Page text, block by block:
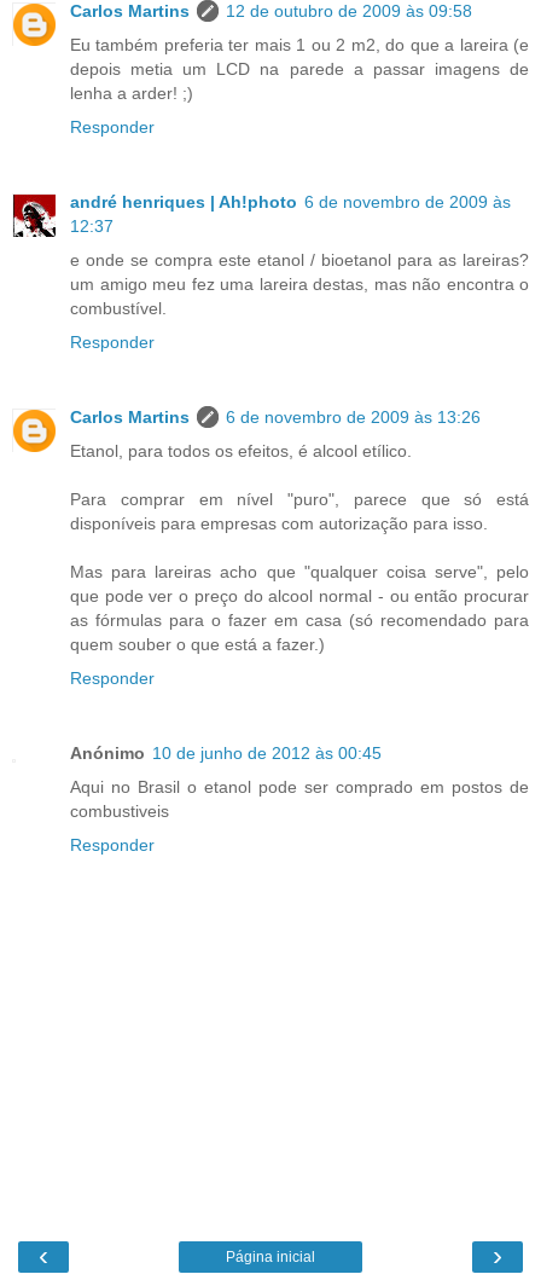
Carlos Martins
12 de outubro de 2009 às 09:58
Eu também preferia ter mais 1 ou 2 m2, do que a lareira (e
depois metia um LCD na parede a passar imagens de
lenha a arder! ;)
Responder
andré henriques | Ah!photo 6 de novembro de 2009 às
12:37
e onde se compra este etanol / bioetanol para as lareiras?
um amigo meu fez uma lareira destas, mas não encontra o
combustível.
Responder
Carlos Martins
6 de novembro de 2009 às 13:26
Etanol, para todos os efeitos, é alcool etílico.
Para comprar em nível "puro", parece que só está
disponíveis para empresas com autorização para isso.
Mas para lareiras acho que "qualquer coisa serve", pelo
que pode ver o preço do alcool normal - ou então procurar
as fórmulas para o fazer em casa (só recomendado para
quem souber o que está a fazer.)
Responder
Anónimo 10 de junho de 2012 às 00:45
Aqui no Brasil o etanol pode ser comprado em postos de
combustiveis
Responder
‹ ›
Página inicial